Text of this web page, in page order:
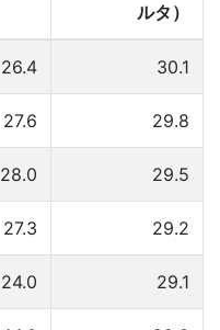
ルタ）
26.4 30.1
27.6 29.8
28.0 29.5
27.3 29.2
24.0 29.1